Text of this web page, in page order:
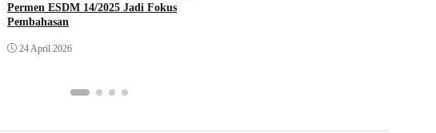
Permen ESDM 14/2025 Jadi Fokus
Pembahasan
24 April 2026